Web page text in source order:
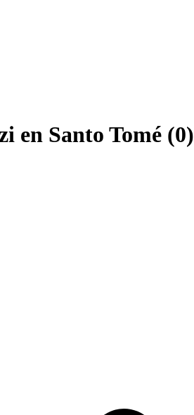
en Santo Tomé (0)